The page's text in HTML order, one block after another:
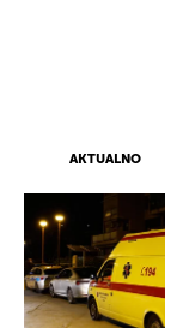
AKTUALNO